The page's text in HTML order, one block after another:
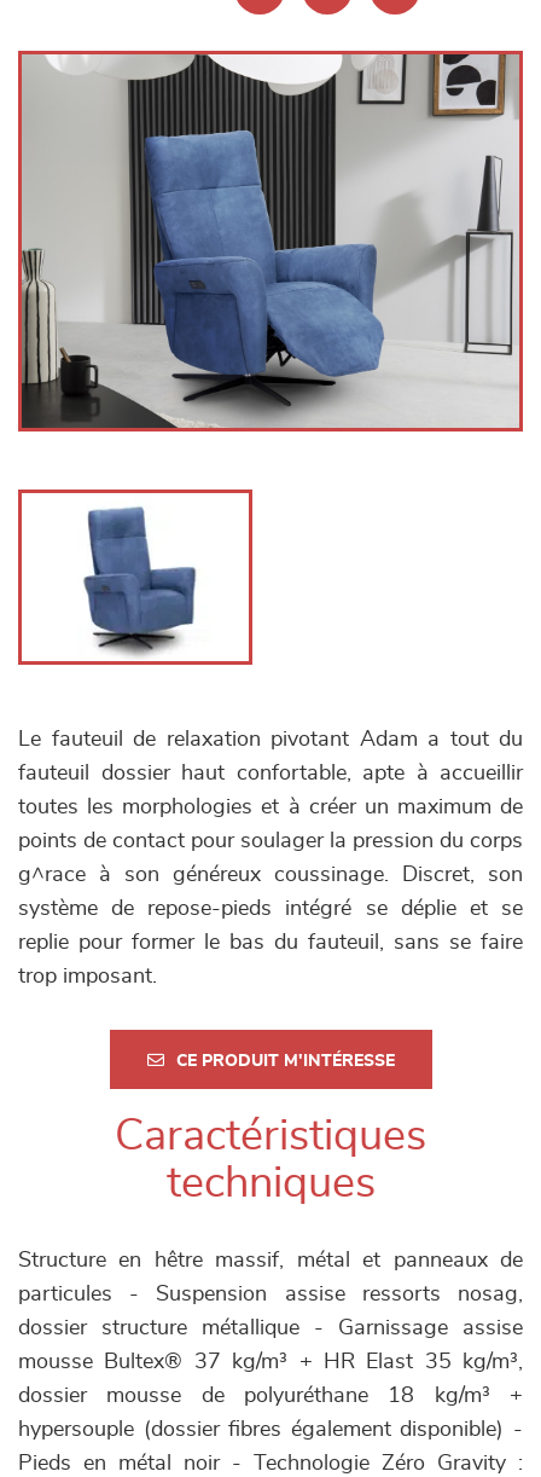
Le fauteuil de relaxation pivotant Adam a tout du
fauteuil dossier haut confortable, apte à accueillir
toutes les morphologies et à créer un maximum de
points de contact pour soulager la pression du corps
g^race à son généreux coussinage. Discret, son
système de repose-pieds intégré se déplie et se
replie pour former le bas du fauteuil, sans se faire
trop imposant.
CE PRODUIT M'INTÉRESSE
Caractéristiques
techniques
Structure en hêtre massif, métal et panneaux de
particules - Suspension assise ressorts nosag,
dossier structure métallique - Garnissage assise
mousse Bultex® 37 kg/m³ + HR Elast 35 kg/m³,
dossier mousse de polyuréthane 18 kg/m³ +
hypersouple (dossier fibres également disponible) -
Pieds en métal noir - Technologie Zéro Gravity :